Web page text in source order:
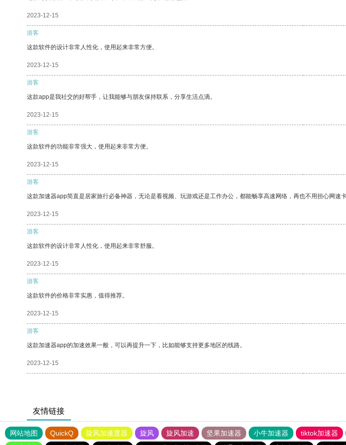
2023-12-15
游客
这款软件的设计非常人性化，使用起来非常方便。
2023-12-15
游客
这款app是我社交的好帮手，让我能够与朋友保持联系，分享生活点滴。
2023-12-15
游客
这款软件的功能非常强大，使用起来非常方便。
2023-12-15
游客
这款加速器app简直是居家旅行必备神器，无论是看视频、玩游戏还是工作办公，都能畅享高速网络，再也不用担心网速卡
2023-12-15
游客
这款软件的设计非常人性化，使用起来非常舒服。
2023-12-15
游客
这款软件的价格非常实惠，值得推荐。
2023-12-15
游客
这款加速器app的加速效果一般，可以再提升一下，比如能够支持更多地区的线路。
2023-12-15
友情链接
网站地图 QuickQ 旋风加速度器 旋风 旋风加速 坚果加速器 小牛加速器 tiktok加速器